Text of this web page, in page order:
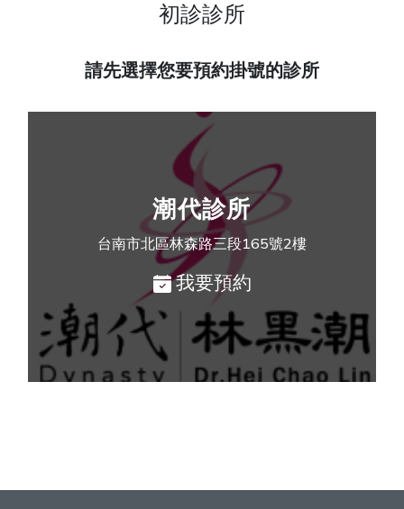
初診診所
請先選擇您要預約掛號的診所
潮代診所
台南市北區林森路三段165號2樓
我要預約